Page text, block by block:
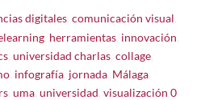
digitales, comunicación visual
herramientas innovación
universidad charlas collage
, infografía, jornada, Málaga,
, uma, universidad visualización 0